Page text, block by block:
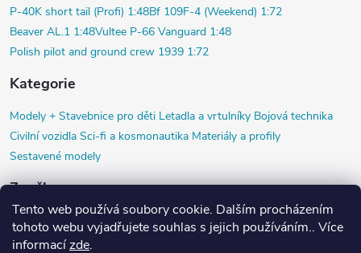
Tento web používá soubory cookie. Dalším procházením
tohoto webu vyjadřujete souhlas s jejich používáním.. Více
informacízde.
P-40K short tail (Profi) 1:48Bf 109F-4 (Weekend) 1:72
Beaver AL.1 1:48Vultee P-66 Vanguard 1:48
Polish pilot and ground crew 1939 1:72
Kategorie
Modely + Stavebnice pro děti Letadla a vrtulníky Bojová technika
Civilní vozidla Sci-fi a kosmonautika Materiály a profily
Sestavené modely
Značky
Airfix Black Dog Copper State Models SIA Diorama HM HR model
Jach ICM KP Kovozávody Prostějov